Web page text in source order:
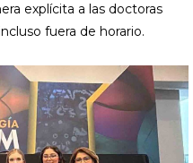
explícita a las doctoras
fuera de horario.